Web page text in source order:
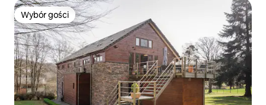
Wybór gości
Wybór gości